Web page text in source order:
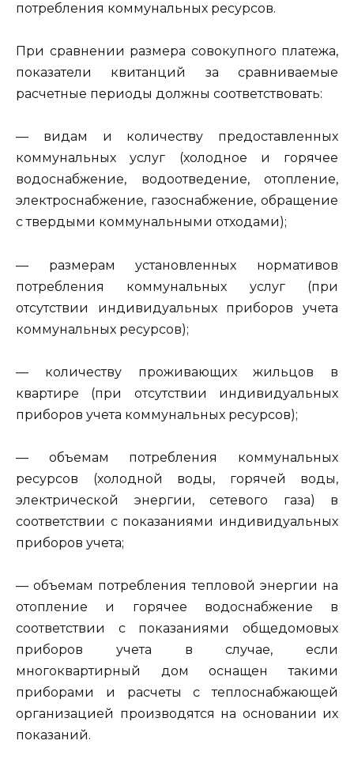
потребления коммунальных ресурсов.
При сравнении размера совокупного платежа,
показатели квитанций за сравниваемые
расчетные периоды должны соответствовать:
— видам и количеству предоставленных
коммунальных услуг (холодное и горячее
водоснабжение, водоотведение, отопление,
электроснабжение, газоснабжение, обращение
с твердыми коммунальными отходами);
— размерам установленных нормативов
потребления коммунальных услуг (при
отсутствии индивидуальных приборов учета
коммунальных ресурсов);
— количеству проживающих жильцов в
квартире (при отсутствии индивидуальных
приборов учета коммунальных ресурсов);
— объемам потребления коммунальных
ресурсов (холодной воды, горячей воды,
электрической энергии, сетевого газа) в
соответствии с показаниями индивидуальных
приборов учета;
— объемам потребления тепловой энергии на
отопление и горячее водоснабжение в
соответствии с показаниями общедомовых
приборов учета в случае, если
многоквартирный дом оснащен такими
приборами и расчеты с теплоснабжающей
организацией производятся на основании их
показаний.